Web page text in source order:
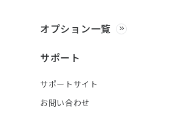
オプション一覧
サポート
サポートサイト
お問い合わせ